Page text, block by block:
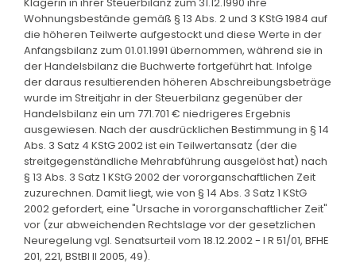
Wohnungsbestände gemäß § 13 Abs. 2 und 3 KStG 1984 auf
die höheren Teilwerte aufgestockt und diese Werte in der
Anfangsbilanz zum 01.01.1991 übernommen, während sie in
der Handelsbilanz die Buchwerte fortgeführt hat. Infolge
der daraus resultierenden höheren Abschreibungsbeträge
wurde im Streitjahr in der Steuerbilanz gegenüber der
Handelsbilanz ein um 771.701 € niedrigeres Ergebnis
ausgewiesen. Nach der ausdrücklichen Bestimmung in § 14
Abs. 3 Satz 4 KStG 2002 ist ein Teilwertansatz (der die
streitgegenständliche Mehrabführung ausgelöst hat) nach
§ 13 Abs. 3 Satz 1 KStG 2002 der vororganschaftlichen Zeit
zuzurechnen. Damit liegt, wie von § 14 Abs. 3 Satz 1 KStG
2002 gefordert, eine "Ursache in vororganschaftlicher Zeit"
vor (zur abweichenden Rechtslage vor der gesetzlichen
Neuregelung vgl. Senatsurteil vom 18.12.2002 - I R 51/01, BFHE
201, 221, BStBl II 2005, 49).